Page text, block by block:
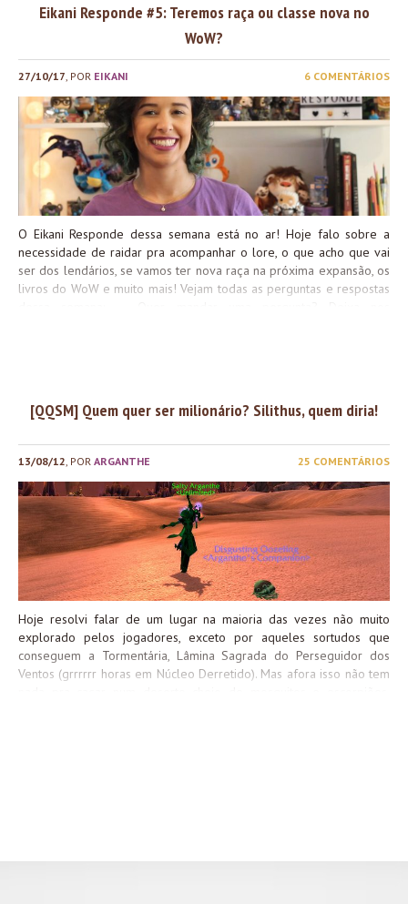
Costa Fervilhante, teve mais detalhes revelados, incluindo seu
mapa! A Costa Fervilhante se localiza em Silithus – porque né, tem
nada acontecendo por lá agora, né? – e o objetivo do Campo de
Batalha é conseguir dominar todos os pontos de Azerita que
aparecerem na superfície, mantendo controle dos pontos como na
Bacia Arathi, mas com um diferencial: esses pontos aparecem e
desaparecem de acordo com o tempo, sendo que apenas 3 dos
pontos mostrados no mapa estarão ativos simultaneamente – então
será importante definir a estratégia do time em relação à segurar
os pontos já...
Eikani Responde #5: Teremos raça ou classe nova no
WoW?
27/10/17 , POR EIKANI 6 COMENTÁRIOS
O Eikani Responde dessa semana está no ar! Hoje falo sobre a
necessidade de raidar pra acompanhar o lore, o que acho que vai
ser dos lendários, se vamos ter nova raça na próxima expansão, os
livros do WoW e muito mais! Vejam todas as perguntas e respostas
[QQSM] Quem quer ser milionário? Silithus, quem diria!
13/08/12 , POR ARGANTHE 25 COMENTÁRIOS
Hoje resolvi falar de um lugar na maioria das vezes não muito
explorado pelos jogadores, exceto por aqueles sortudos que
conseguem a Tormentária, Lâmina Sagrada do Perseguidor dos
Ventos (grrrrrr horas em Núcleo Derretido). Mas afora isso não tem